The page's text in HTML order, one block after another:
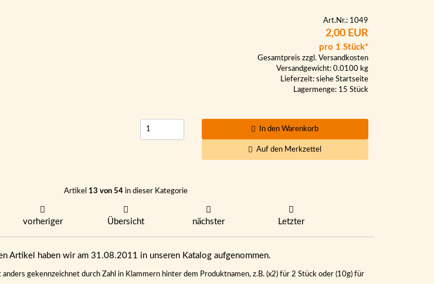
Art.Nr.: 1049
2,00 EUR
pro 1 Stück*
Gesamtpreis zzgl. Versandkosten
Versandgewicht: 0.0100 kg
Lieferzeit: siehe Startseite
Lagermenge: 15 Stück
In den Warenkorb
Auf den Merkzettel
Artikel 13 von 54in dieser Kategorie
vorheriger Übersicht nächster Letzter
Artikel haben wir am 31.08.2011 in unseren Katalog aufgenommen.
gekennzeichnet durch Zahl in Klammern hinter dem Produktnamen, z.B. (x2) für 2 Stück oder (10g) für